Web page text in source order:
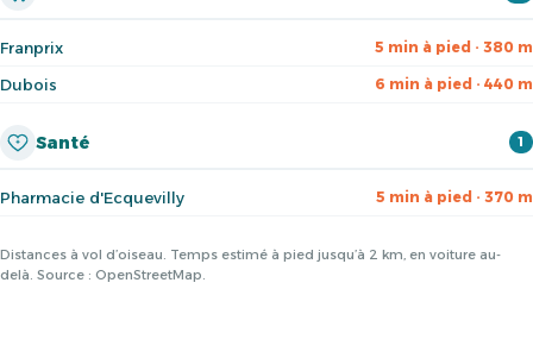
Franprix 5 min à pied · 380 m
Dubois 6 min à pied · 440 m
Santé 1
Pharmacie d'Ecquevilly 5 min à pied · 370 m
Distances à vol d’oiseau. Temps estimé à pied jusqu’à 2 km, en voiture au-
delà. Source : OpenStreetMap.